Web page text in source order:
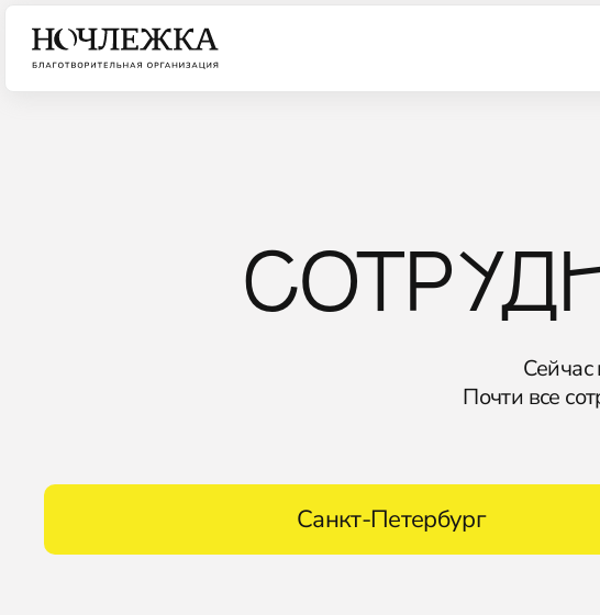
Почти все
Санкт-Петербург